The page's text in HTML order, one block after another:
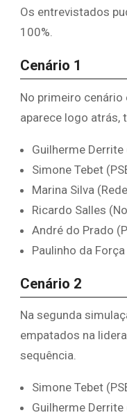
Os entrevistados
100%.
Cenário 1
No primeiro cenário
aparece logo atrás,
Guilherme Derrite
Simone Tebet
Marina Silva
Ricardo Salles
André do Prado
Paulinho da
Cenário 2
Na segunda
empatados na
sequência.
Simone Tebet
Guilherme Derrite